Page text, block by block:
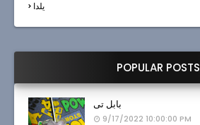
یلدا
POPULAR POSTS
بابل تی
9/17/2022 10:00:00 PM